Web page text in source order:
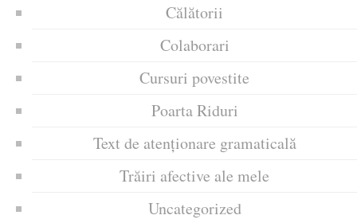
Călătorii
Colaborari
Cursuri povestite
Poarta Riduri
Text de atenționare gramaticală
Trăiri afective ale mele
Uncategorized